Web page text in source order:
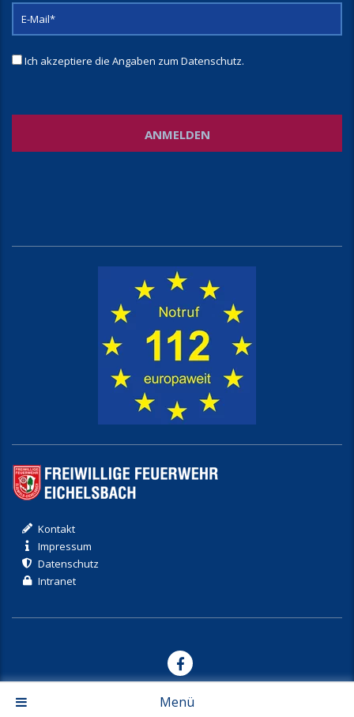
Ich akzeptiere die Angaben zum Datenschutz.
Kontakt
Impressum
Datenschutz
Intranet
© 2017-2026 Freiwillige Feuerwehr Eichelsbach
Menü